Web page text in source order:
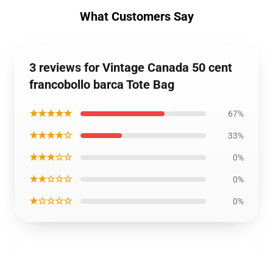
What Customers Say
3 reviews for Vintage Canada 50 cent
francobollo barca Tote Bag
★★★★★ 67%
★★★★☆ 33%
★★★☆☆ 0%
★★☆☆☆ 0%
★☆☆☆☆ 0%